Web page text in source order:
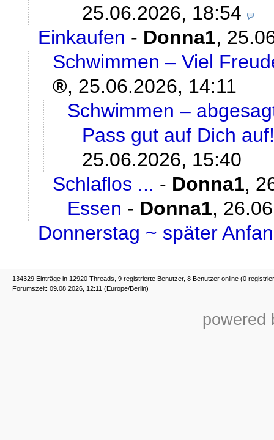
25.06.2026, 18:54
Einkaufen - Donna1,
Schwimmen – Viel
, 25.06.2026, 14:11
Schwimmen –
Pass gut auf Dich
25.06.2026, 15:40
Schlaflos ... - Donna1,
Essen - Donna1,
Donnerstag ~ später
134329 Einträge in 12920 Threads, 9 registrierte Benutzer, 8 Benutzer online (0
Forumszeit: 09.08.2026, 12:11 (Europe/Berlin)
powered